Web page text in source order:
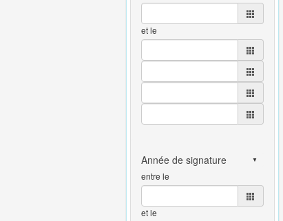
et le
entre le
et le